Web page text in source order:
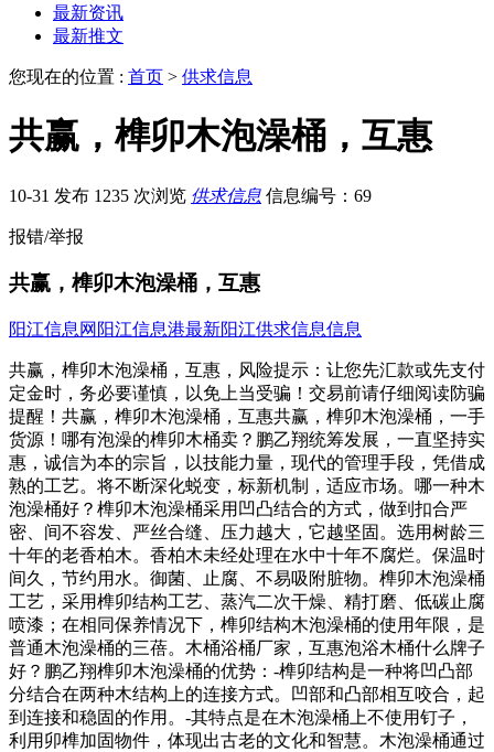
最新资讯
最新推文
您现在的位置 : 首页 > 供求信息
共赢，榫卯木泡澡桶，互惠
10-31 发布 1235 次浏览 供求信息 信息编号：69
报错/举报
共赢，榫卯木泡澡桶，互惠
阳江信息网 阳江信息港最新阳江供求信息信息
共赢，榫卯木泡澡桶，互惠，风险提示：让您先汇款或先支付
定金时，务必要谨慎，以免上当受骗！交易前请仔细阅读防骗
提醒！共赢，榫卯木泡澡桶，互惠共赢，榫卯木泡澡桶，一手
货源！哪有泡澡的榫卯木桶卖？鹏乙翔统筹发展，一直坚持实
惠，诚信为本的宗旨，以技能力量，现代的管理手段，凭借成
熟的工艺。将不断深化蜕变，标新机制，适应市场。哪一种木
泡澡桶好？榫卯木泡澡桶采用凹凸结合的方式，做到扣合严
密、间不容发、严丝合缝、压力越大，它越坚固。选用树龄三
十年的老香柏木。香柏木未经处理在水中十年不腐烂。保温时
间久，节约用水。御菌、止腐、不易吸附脏物。榫卯木泡澡桶
工艺，采用榫卯结构工艺、蒸汽二次干燥、精打磨、低碳止腐
喷漆；在相同保养情况下，榫卯结构木泡澡桶的使用年限，是
普通木泡澡桶的三蓓。木桶浴桶厂家，互惠泡浴木桶什么牌子
好？鹏乙翔榫卯木泡澡桶的优势：-榫卯结构是一种将凹凸部
分结合在两种木结构上的连接方式。凹部和凸部相互咬合，起
到连接和稳固的作用。-其特点是在木泡澡桶上不使用钉子，
利用卯榫加固物件，体现出古老的文化和智慧。木泡澡桶通过